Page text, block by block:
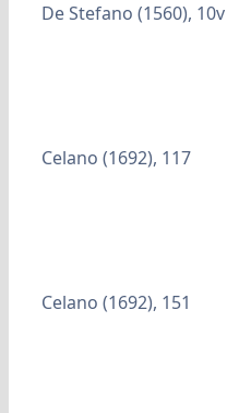
De Stefano (1560), 10v
Celano (1692), 117
Celano (1692), 151